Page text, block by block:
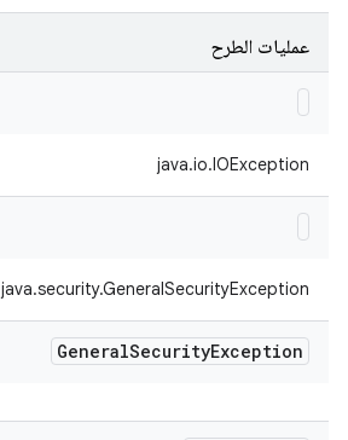
عمليات الطرح
java.io.IOException
java.security.GeneralSecurityException
GeneralSecurityException